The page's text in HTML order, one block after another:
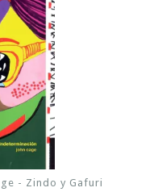
- Zindo y Gafuri